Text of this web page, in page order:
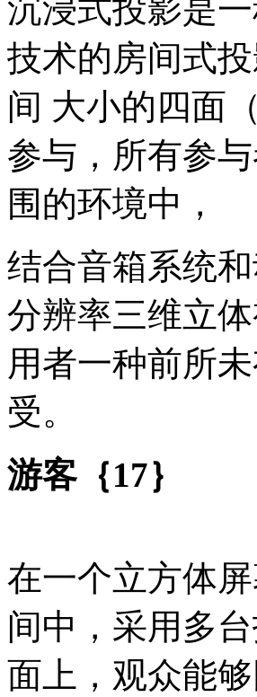
沉浸式投影是
技术的房间式
间 大小的四面
参与，所有参
围的环境中，
结合音箱系统
分辨率三维立
用者一种前所
受。
游客｛17｝
在一个立方体
间中，采用多
面上，观众能